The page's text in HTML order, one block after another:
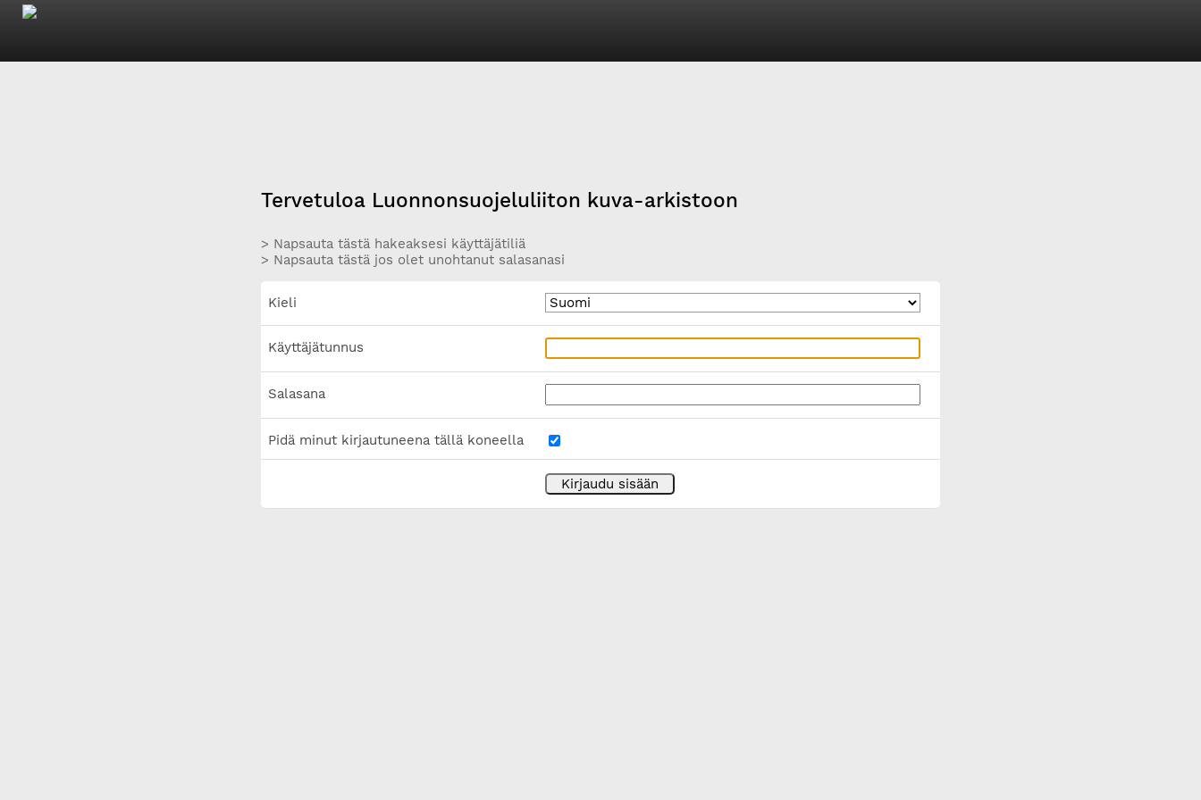
Tervetuloa Luonnonsuojeluliiton kuva-arkistoon
> Napsauta tästä hakeaksesi käyttäjätiliä
> Napsauta tästä jos olet unohtanut salasanasi
Kieli
Käyttäjätunnus
Salasana
Pidä minut kirjautuneena tällä koneella